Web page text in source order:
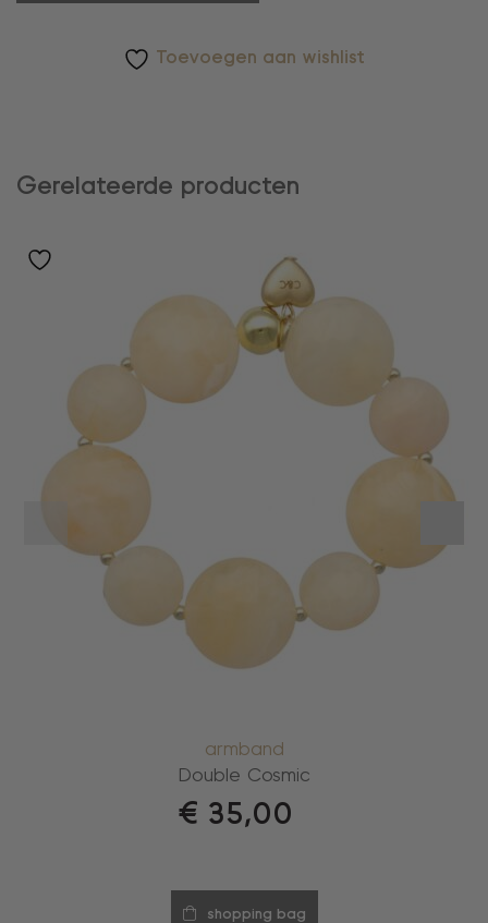
Toevoegen aan wishlist
Gerelateerde producten
armband
Double Cosmic
€ 35,00
shopping bag